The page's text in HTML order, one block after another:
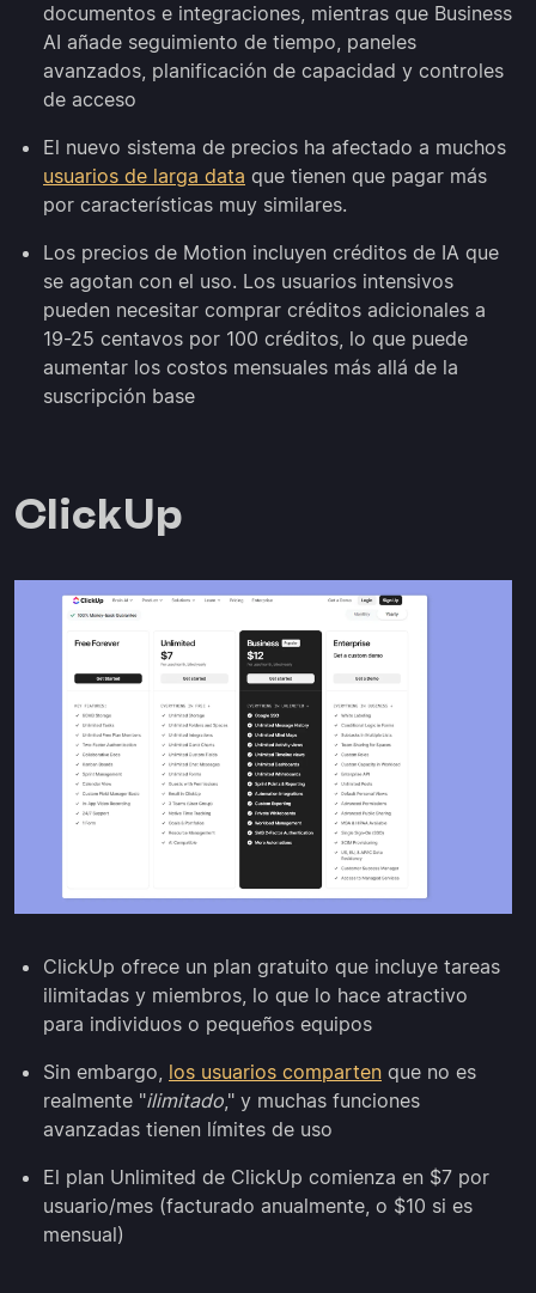
documentos e integraciones, mientras que Business
AI añade seguimiento de tiempo, paneles
avanzados, planificación de capacidad y controles
de acceso
El nuevo sistema de precios ha afectado a muchos
usuarios de larga data que tienen que pagar más
por características muy similares.
Los precios de Motion incluyen créditos de IA que
se agotan con el uso. Los usuarios intensivos
pueden necesitar comprar créditos adicionales a
19-25 centavos por 100 créditos, lo que puede
aumentar los costos mensuales más allá de la
suscripción base
ClickUp
ClickUp ofrece un plan gratuito que incluye tareas
ilimitadas y miembros, lo que lo hace atractivo
para individuos o pequeños equipos
Sin embargo, los usuarios comparten que no es
realmente "ilimitado ," y muchas funciones
avanzadas tienen límites de uso
El plan Unlimited de ClickUp comienza en $7 por
usuario/mes (facturado anualmente, o $10 si es
mensual)